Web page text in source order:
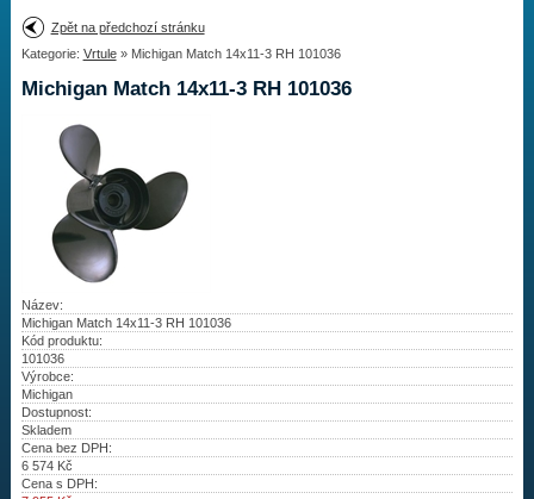
Provedení:
Výrobce:
Drážky na hřídeli:
Najít vrtuli
Vrtule
Redukční pouzdra XHS
Kontakty
Aktuality
Zpět na předchozí stránku
Kategorie: Vrtule» Michigan Match 14x11-3 RH 101036
Michigan Match 14x11-3 RH 101036
Název:
Michigan Match 14x11-3 RH 101036
Kód produktu:
101036
Výrobce:
Michigan
Dostupnost:
Skladem
Cena bez DPH:
6 574Kč
Cena s DPH: